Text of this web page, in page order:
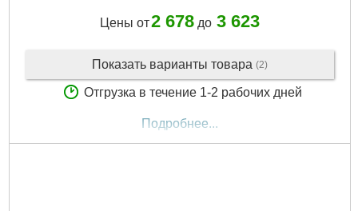
Цены от2 678до 3 623
Показать варианты товара (2)
Отгрузка в течение 1-2 рабочих дней
Подробнее...